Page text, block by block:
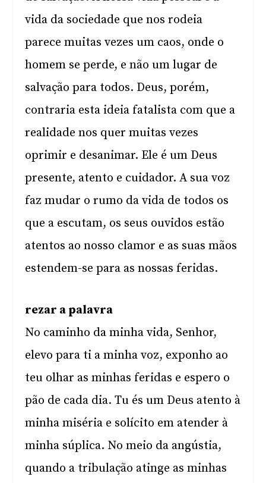
vida da sociedade que nos rodeia
parece muitas vezes um caos, onde o
homem se perde, e não um lugar de
salvação para todos. Deus, porém,
contraria esta ideia fatalista com que a
realidade nos quer muitas vezes
oprimir e desanimar. Ele é um Deus
presente, atento e cuidador. A sua voz
faz mudar o rumo da vida de todos os
que a escutam, os seus ouvidos estão
atentos ao nosso clamor e as suas mãos
estendem-se para as nossas feridas.
rezar a palavra
No caminho da minha vida, Senhor,
elevo para ti a minha voz, exponho ao
teu olhar as minhas feridas e espero o
pão de cada dia. Tu és um Deus atento à
minha miséria e solícito em atender à
minha súplica. No meio da angústia,
quando a tribulação atinge as minhas